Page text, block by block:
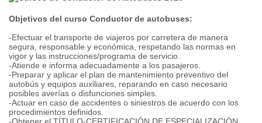
Objetivos del curso Conductor de autobuses:
-Efectuar el transporte de viajeros por carretera de manera
segura, responsable y económica, respetando las normas en
vigor y las instrucciones/programa de servicio.
-Atiende e informa adecuadamente a los pasajeros.
-Preparar y aplicar el plan de mantenimiento preventivo del
autobús y equipos auxiliares, reparando en caso necesario
posibles averías o disfunciones simples.
-Actuar en caso de accidentes o siniestros de acuerdo con los
procedimientos definidos.